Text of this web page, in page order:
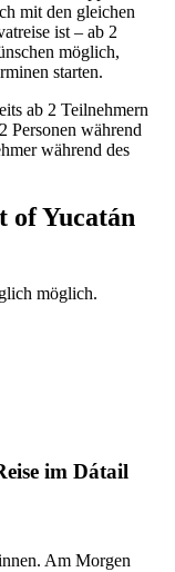
mit den gleichen
ist – ab 2
möglich,
starten.
ab 2 Teilnehmern
Personen während
während des
of Yucatán
möglich.
im Dátail
Am Morgen